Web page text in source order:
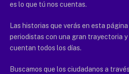
es lo que tú nos cuentas.
Las historias que verás en esta
periodistas con una gran trayectoria y
cuentan todos los días.
Buscamos que los ciudadanos a